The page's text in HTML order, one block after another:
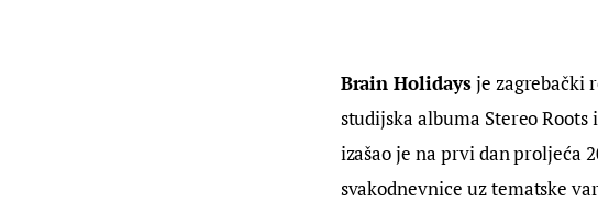
Brain Holidays je zagrebački
studijska albuma Stereo Roots
izašao je na prvi dan proljeća
svakodnevnice uz tematske